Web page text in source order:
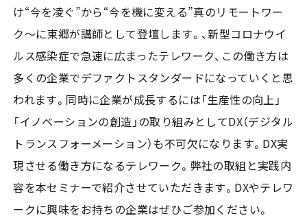
け“今を凌ぐ”から“今を機に変える”真のリモートワー
ク～に東郷が講師として登壇します。、新型コロナウイ
ルス感染症で急速に広まったテレワーク、この働き方は
多くの企業でデファクトスタンダードになっていくと思
われます。同時に企業が成長するには「生産性の向上」
「イノベーションの創造」の取り組みとしてDX（デジタル
トランスフォーメーション）も不可欠になります。DX実
現させる働き方になるテレワーク。弊社の取組と実践内
容を本セミナーで紹介させていただきます。DXやテレワ
ークに興味をお持ちの企業はぜひご参加ください。